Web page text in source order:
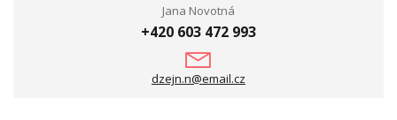
Jana Novotná
+420 603 472 993
dzejn.n@email.cz